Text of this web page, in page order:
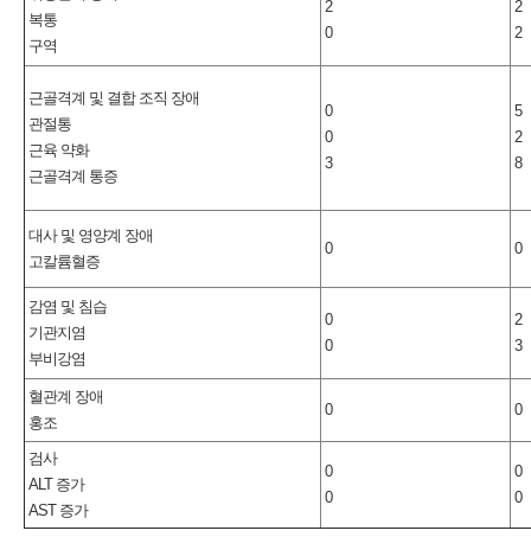
복통
구역
2
0
2
2
근골격계 및 결합 조직 장애
관절통
근육 약화
근골격계 통증
0
0
3
5
2
8
대사 및 영양계 장애
고칼륨혈증
0 0
감염 및 침습
기관지염
부비강염
0
0
2
3
혈관계 장애
홍조
0 0
검사
ALT 증가
AST 증가
0
0
0
0